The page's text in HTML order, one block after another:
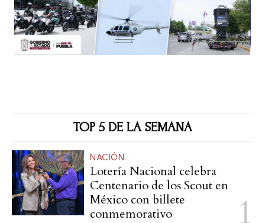
TOP 5 DE LA SEMANA
NACIÓN
Lotería Nacional celebra
Centenario de los Scout en
México con billete
conmemorativo